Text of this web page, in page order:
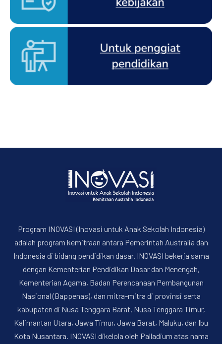
Program INOVASI (Inovasi untuk Anak Sekolah Indonesia)
adalah program kemitraan antara Pemerintah Australia dan
Indonesia di bidang pendidikan dasar. INOVASI bekerja sama
dengan Kementerian Pendidikan Dasar dan Menengah,
Kementerian Agama, Badan Perencanaan Pembangunan
Nasional (Bappenas), dan mitra-mitra di provinsi serta
kabupaten di Nusa Tenggara Barat, Nusa Tenggara Timur,
Kalimantan Utara, Jawa Timur, Jawa Barat, Maluku, dan Ibu
Kota Nusantara. INOVASI dikelola oleh Palladium atas nama